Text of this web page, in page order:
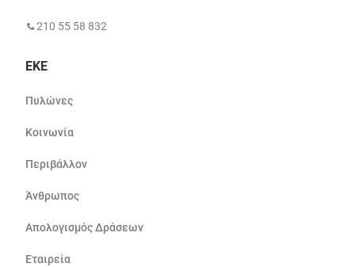
210 55 58 832
ΕΚΕ
Πυλώνες
Κοινωνία
Περιβάλλον
Άνθρωπος
Απολογισμός Δράσεων
Εταιρεία